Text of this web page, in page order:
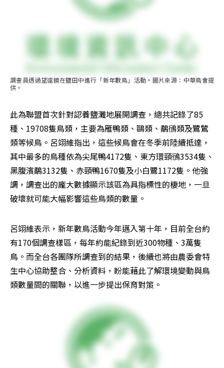
調查員透過望遠鏡在鹽田中進行「新年數鳥」活動。圖片來源：中華鳥會提
供。
此為聯盟首次針對認養鹽灘地展開調查，總共記錄了85
種、19708隻鳥類，主要為雁鴨類、鷗類、鷸鴴類及鷺鷥
類等候鳥。呂翊維指出，這些候鳥會在冬季前陸續抵達，
其中最多的鳥種依為尖尾鴨4172隻、東方環頸鴴3534隻、
黑腹濱鷸3132隻、赤頸鴨1670隻及小白鷺1172隻。他強
調，調查出的龐大數據顯示該區為具指標性的棲地，一旦
破壞就可能大幅影響這些鳥類的數量。
呂翊維表示，新年數鳥活動今年邁入第十年，目前全台約
有170個調查樣區，每年約能紀錄到近300物種、3萬隻
鳥。而全台各團隊所調查到的結果，後續也將由農委會特
生中心協助整合、分析資料，盼能藉此了解環境變動與鳥
類數量間的關聯，以進一步提出保育對策。